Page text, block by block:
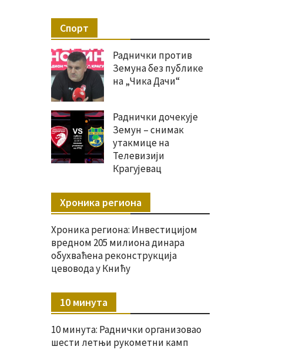
Спорт
Раднички против
Земуна без публике
на „Чика Дачи“
Раднички дочекује
Земун – снимак
утакмице на
Телевизији
Крагујевац
Хроника региона
Хроника региона: Инвестицијом
вредном 205 милиона динара
обухваћена реконструкција
цевовода у Книћу
10 минута
10 минута: Раднички организовао
шести летњи рукометни камп